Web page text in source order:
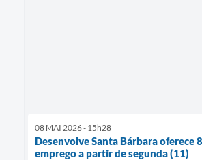
08 MAI 2026 - 15h28
Desenvolve Santa Bárbara oferece
emprego a partir de segunda (11)